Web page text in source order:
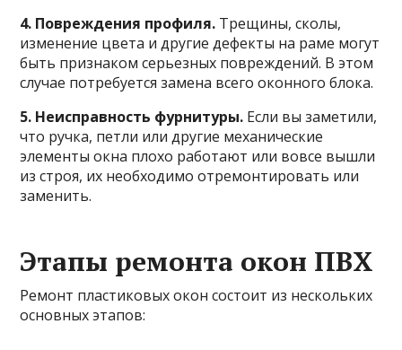
4. Повреждения профиля. Трещины, сколы,
изменение цвета и другие дефекты на раме могут
быть признаком серьезных повреждений. В этом
случае потребуется замена всего оконного блока.
5. Неисправность фурнитуры. Если вы заметили,
что ручка, петли или другие механические
элементы окна плохо работают или вовсе вышли
из строя, их необходимо отремонтировать или
заменить.
Этапы ремонта окон ПВХ
Ремонт пластиковых окон состоит из нескольких
основных этапов: